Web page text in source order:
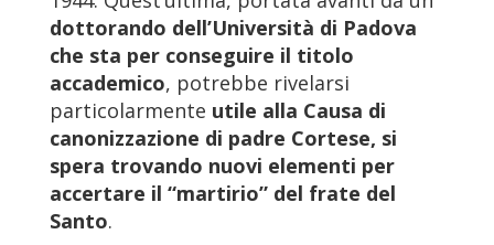
dottorando dell’Università di Padova
che sta per conseguire il titolo
accademico, potrebbe rivelarsi
particolarmente utile alla Causa di
canonizzazione di padre Cortese, si
spera trovando nuovi elementi per
accertare il “martirio” del frate del
Santo.